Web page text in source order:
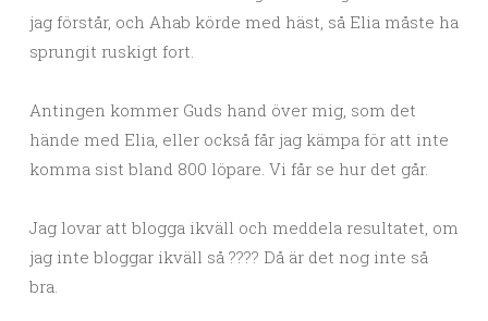
jag förstår, och Ahab körde med häst, så Elia måste ha
sprungit ruskigt fort.
Antingen kommer Guds hand över mig, som det
hände med Elia, eller också får jag kämpa för att inte
komma sist bland 800 löpare. Vi får se hur det går.
Jag lovar att blogga ikväll och meddela resultatet, om
jag inte bloggar ikväll så ???? Då är det nog inte så
bra.